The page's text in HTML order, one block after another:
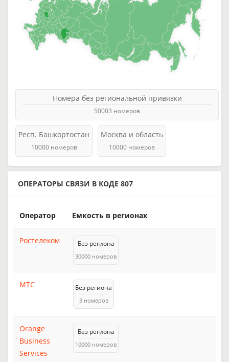
Номера без региональной привязки
50003 номеров
Респ. Башкортостан
10000 номеров
Москва и область
10000 номеров
ОПЕРАТОРЫ СВЯЗИ В КОДЕ 807
Оператор Емкость в регионах
Ростелеком Без региона
30000 номеров
МТС Без региона
3 номеров
Orange
Business
Services
Без региона
10000 номеров